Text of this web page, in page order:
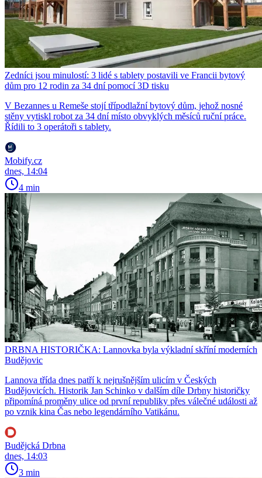
Zedníci jsou minulostí: 3 lidé s tablety postavili ve Francii bytový
dům pro 12 rodin za 34 dní pomocí 3D tisku
V Bezannes u Remeše stojí třípodlažní bytový dům, jehož nosné
stěny vytiskl robot za 34 dní místo obvyklých měsíců ruční práce.
Řídili to 3 operátoři s tablety.
Mobify.cz
dnes, 14:04
4 min
DRBNA HISTORIČKA: Lannovka byla výkladní skříní moderních
Budějovic
Lannova třída dnes patří k nejrušnějším ulicím v Českých
Budějovicích. Historik Jan Schinko v dalším díle Drbny historičky
připomíná proměny ulice od první republiky přes válečné události až
po vznik kina Čas nebo legendárního Vatikánu.
Budějcká Drbna
dnes, 14:03
3 min